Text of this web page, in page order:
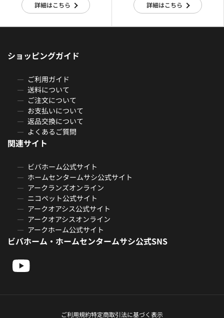
詳細はこちら 詳細はこちら
ショッピングガイド
ご利用ガイド
送料について
ご注文について
お支払いについて
返品交換について
よくあるご質問
関連サイト
ビバホーム公式サイト
ホームセンタームサシ公式サイト
アークランズオンライン
ニコペット公式サイト
アークオアシス公式サイト
アークオアシスオンライン
アークホーム公式サイト
ビバホーム・ホームセンタームサシ公式SNS
ご利用規約特定商取引法に基づく表示